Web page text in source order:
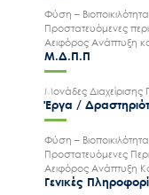
Φύση – Βιοποικιλότητα
Προστατευόμενες
Αειφόρος Ανάπτυξη
Μ.Δ.Π.Π
Μονάδες
Έργα /
Φύση – Βιοποικιλότητα
Προστατευόμενες
Αειφόρος Ανάπτυξη
Γενικές